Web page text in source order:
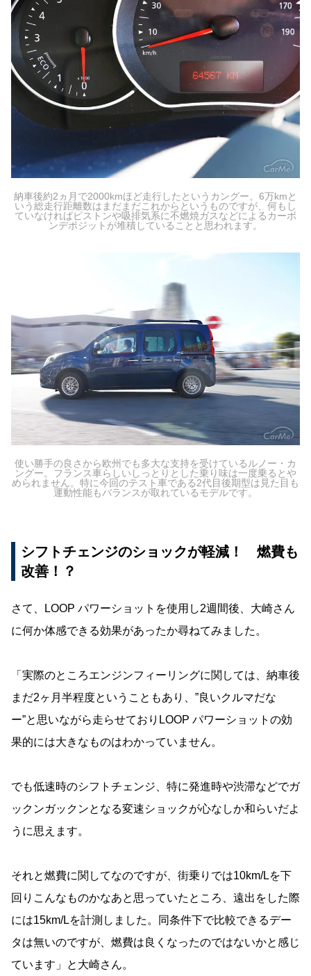
納車後約2ヵ月で2000kmほど走行したというカングー。6万kmと
いう総走行距離数はまだまだこれからというものですが、何もし
ていなければピストンや吸排気系に不燃焼ガスなどによるカーボ
ンデポジットが堆積していることと思われます。
使い勝手の良さから欧州でも多大な支持を受けているルノー・カ
ングー。フランス車らしいしっとりとした乗り味は一度乗るとや
められません。特に今回のテスト車である2代目後期型は見た目も
運動性能もバランスが取れているモデルです。
シフトチェンジのショックが軽減！ 燃費も
改善！？
さて、LOOP パワーショットを使用し2週間後、大崎さん
に何か体感できる効果があったか尋ねてみました。
「実際のところエンジンフィーリングに関しては、納車後
まだ2ヶ月半程度ということもあり、”良いクルマだな
ー”と思いながら走らせておりLOOP パワーショットの効
果的には大きなものはわかっていません。
でも低速時のシフトチェンジ、特に発進時や渋滞などでガ
ックンガックンとなる変速ショックが心なしか和らいだよ
うに思えます。
それと燃費に関してなのですが、街乗りでは10km/Lを下
回りこんなものかなあと思っていたところ、遠出をした際
には15km/Lを計測しました。同条件下で比較できるデー
タは無いのですが、燃費は良くなったのではないかと感じ
ています」と大崎さん。